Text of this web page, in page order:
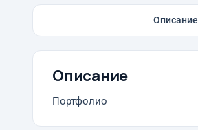
Описание
Описание
Портфолио